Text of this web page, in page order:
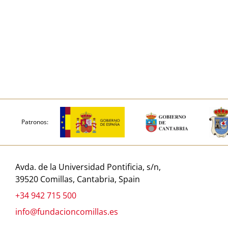
Patronos:
Avda. de la Universidad Pontificia, s/n,
39520 Comillas, Cantabria, Spain
+34 942 715 500
info@fundacioncomillas.es